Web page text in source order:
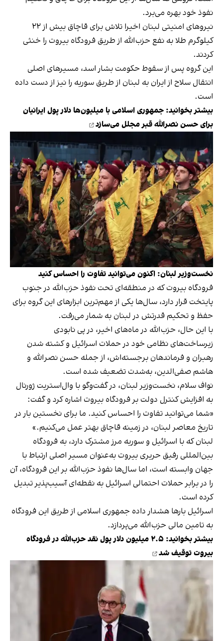
نفوذ خود بهره می‌برد.
نیروهای امنیتی لبنان اخیرا تلاش برای قاچاق بیش از ۲۲
کیلوگرم طلا به نفع حزب‌الله از طریق فرودگاه بیروت را خنثی
کردند.
این گروه پس از سقوط حکومت بشار اسد، مسیرهای اصلی
انتقال سلاح از ایران به لبنان از طریق سوریه را نیز از دست داده
است.
بیشتر بخوانید: جمهوری اسلامی با میلیون‌ها دلار پول ایرانیان
برای حسن نصرالله قبر مجلل می‌سازد
نخست‌وزیر لبنان: اکنون می‌توانید تفاوت را احساس کنید
فرودگاه بیروت که در منطقه‌ای تحت نفوذ حزب‌الله در جنوب
پایتخت قرار دارد، سال‌ها یکی از مهم‌ترین ابزارهای این گروه برای
حفظ و تحکیم قدرتش در لبنان به شمار می‌رفت.
با این حال، حزب‌الله در ماه‌های اخیر، در پی نابودی
زیرساخت‌های نظامی خود در حملات اسرائیل و کشته شدن
رهبران و فرماندهان برجسته‌اش، از جمله حسن نصرالله و
هاشم صفی‌الدین، به‌شدت تضعیف شده است.
نواف سلام، نخست‌وزیر لبنان، در گفت‌وگو با وال‌استریت ژورنال
به افزایش کنترل دولت بر فرودگاه بیروت اشاره کرد و گفت:
«شما می‌توانید تفاوت را احساس کنید. ما برای نخستین بار در
تاریخ معاصر لبنان، در زمینه قاچاق بهتر عمل می‌کنیم.»
لبنان که با اسرائیل و سوریه مرز مشترک دارد، به فرودگاه
بین‌المللی رفیق حریری بیروت به‌عنوان مسیر اصلی ارتباط با
جهان وابسته است، اما سال‌ها نفوذ حزب‌الله بر این فرودگاه، آن
را در برابر حملات احتمالی اسرائیل به نقطه‌ای آسیب‌پذیر تبدیل
کرده است.
اسرائیل بارها هشدار داده جمهوری اسلامی از طریق این فرودگاه
به تامین مالی حزب‌الله می‌پردازد.
بیشتر بخوانید:
۲.۵ میلیون دلار پول نقد حزب‌الله در فرودگاه
بیروت توقیف شد